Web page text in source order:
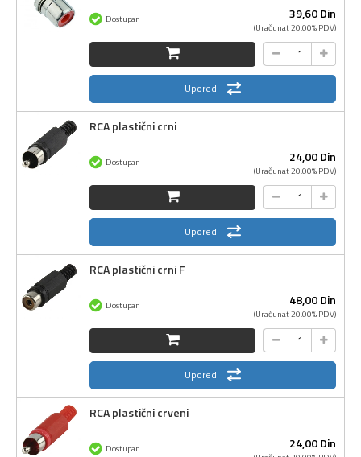
39,60Din
(Uračunat 20.00% PDV)
Dostupan
Uporedi
RCA plastični crni
24,00Din
(Uračunat 20.00% PDV)
Dostupan
Uporedi
RCA plastični crni F
48,00Din
(Uračunat 20.00% PDV)
Dostupan
Uporedi
RCA plastični crveni
24,00Din
Dostupan